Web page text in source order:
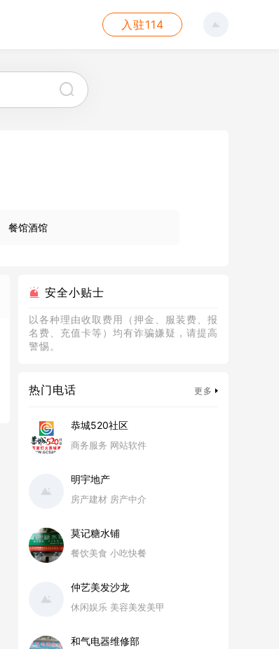
入驻114
餐馆酒馆
安全小贴士
以各种理由收取费用（押金、服装费、报
名费、充值卡等）均有诈骗嫌疑，请提高
警惕。
热门电话 更多
恭城520社区
商务服务 网站软件
明宇地产
房产建材 房产中介
莫记糖水铺
餐饮美食 小吃快餐
仲艺美发沙龙
休闲娱乐 美容美发美甲
和气电器维修部